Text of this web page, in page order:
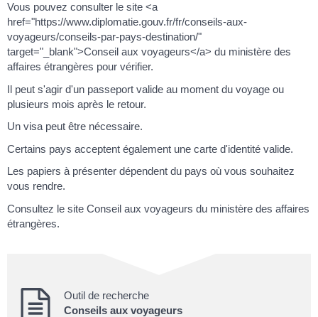
Vous pouvez consulter le site <a
href="https://www.diplomatie.gouv.fr/fr/conseils-aux-
voyageurs/conseils-par-pays-destination/"
target="_blank">Conseil aux voyageurs</a> du ministère des
affaires étrangères pour vérifier.
Il peut s'agir d'un passeport valide au moment du voyage ou
plusieurs mois après le retour.
Un visa peut être nécessaire.
Certains pays acceptent également une carte d'identité valide.
Les papiers à présenter dépendent du pays où vous souhaitez
vous rendre.
Consultez le site Conseil aux voyageurs du ministère des affaires
étrangères.
Outil de recherche
Conseils aux voyageurs